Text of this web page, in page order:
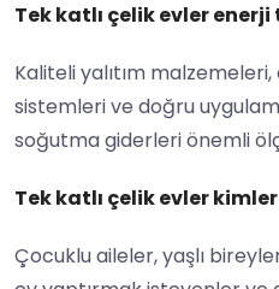
Tek katlı çelik evler
Kaliteli yalıtım
sistemleri ve doğru
soğutma giderleri önemli
Tek katlı çelik evler
Çocuklu aileler, yaşlı